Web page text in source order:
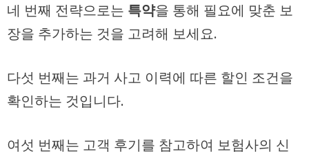
네 번째 전략으로는 특약을 통해 필요에 맞춘 보
장을 추가하는 것을 고려해 보세요.
다섯 번째는 과거 사고 이력에 따른 할인 조건을
확인하는 것입니다.
여섯 번째는 고객 후기를 참고하여 보험사의 신